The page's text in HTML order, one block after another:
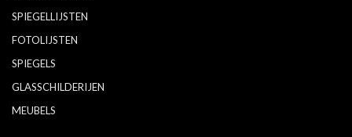
SPIEGELLIJSTEN
FOTOLIJSTEN
SPIEGELS
GLASSCHILDERIJEN
MEUBELS